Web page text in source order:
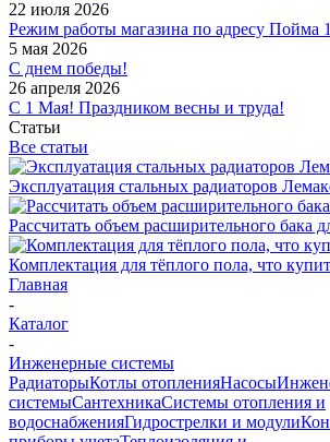
22 июля 2026
Режим работы магазина по адресу Пойма
5 мая 2026
С днем победы!
26 апреля 2026
С 1 Мая! Праздником весны и труда!
Статьи
Все статьи
Эксплуатация стальных радиаторов
Рассчитать объем расширительного бака
Комплектация для тёплого пола, что
Главная
-
Каталог
-
Инженерные системы
РадиаторыКотлы отопленияНасосы
системыСантехникаСистемы отопления и
водоснабженияГидрострелки и модули